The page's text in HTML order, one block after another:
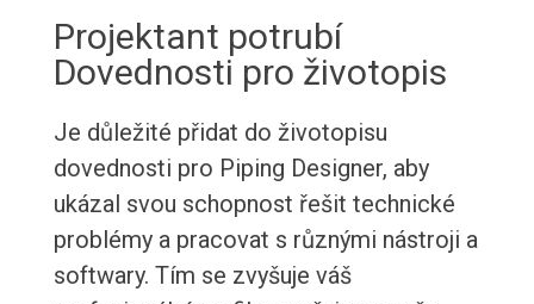
Projektant potrubí
Dovednosti pro životopis
Je důležité přidat do životopisu
dovednosti pro Piping Designer, aby
ukázal svou schopnost řešit technické
problémy a pracovat s různými nástroji a
softwary. Tím se zvyšuje váš